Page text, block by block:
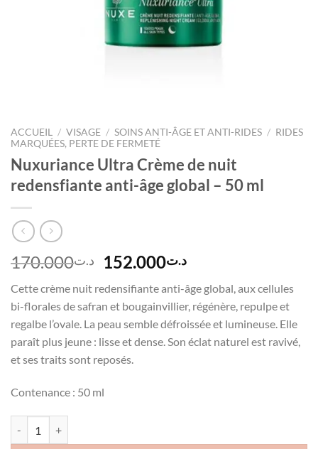
ACCUEIL / VISAGE / SOINS ANTI-ÂGE ET ANTI-RIDES / RIDES
MARQUÉES, PERTE DE FERMETÉ
Nuxuriance Ultra Crème de nuit
redensfiante anti-âge global – 50 ml
د.ت170.000
Le
initial
était :
د.ت170.000.
د.ت152.000
Le
actuel
est :
د.ت152.000.
Cette crème nuit redensifiante anti-âge global, aux cellules
bi-florales de safran et bougainvillier, régénère, repulpe et
regalbe l’ovale. La peau semble défroissée et lumineuse. Elle
paraît plus jeune : lisse et dense. Son éclat naturel est ravivé,
et ses traits sont reposés.
Contenance : 50 ml